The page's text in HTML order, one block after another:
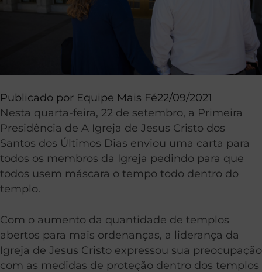
Publicado por Equipe Mais Fé22/09/2021
Nesta quarta-feira, 22 de setembro, a Primeira
Presidência de A Igreja de Jesus Cristo dos
Santos dos Últimos Dias enviou uma carta para
todos os membros da Igreja pedindo para que
todos usem máscara o tempo todo dentro do
templo.
Com o aumento da quantidade de templos
abertos para mais ordenanças, a liderança da
Igreja de Jesus Cristo expressou sua preocupação
com as medidas de proteção dentro dos templos